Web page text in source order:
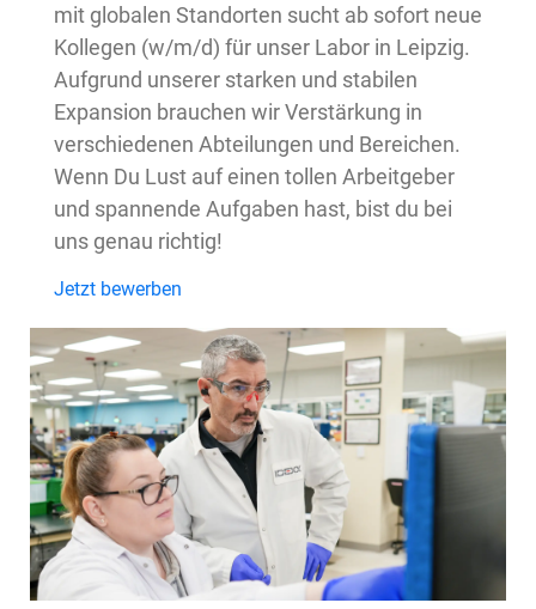
mit globalen Standorten sucht ab sofort neue
Kollegen (w/m/d) für unser Labor in Leipzig.
Aufgrund unserer starken und stabilen
Expansion brauchen wir Verstärkung in
verschiedenen Abteilungen und Bereichen.
Wenn Du Lust auf einen tollen Arbeitgeber
und spannende Aufgaben hast, bist du bei
uns genau richtig!
Jetzt bewerben